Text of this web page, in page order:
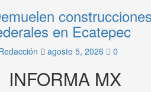
en Ecatepec
agosto 5, 2026 0
INFORMA MX